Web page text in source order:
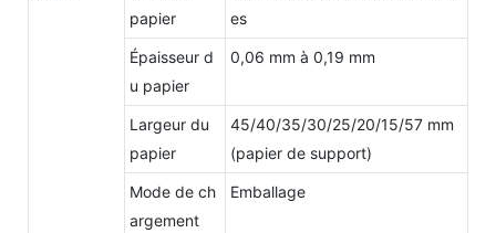
papier
es
Épaisseur d
u papier
0,06 mm à 0,19 mm
Largeur du
papier
45/40/35/30/25/20/15/57 mm
(papier de support)
Mode de ch
argement
Emballage